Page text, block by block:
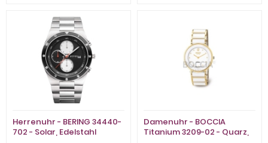
Herrenuhr - BERING 34440-
702 - Solar, Edelstahl
Damenuhr - BOCCIA
Titanium 3209-02 - Quarz,